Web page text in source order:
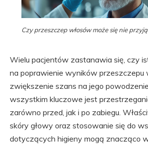
Czy przeszczep włosów może się nie
Wielu pacjentów zastanawia się, czy
na poprawienie wyników przeszczepu
zwiększenie szans na jego
wszystkim kluczowe jest
zarówno przed, jak i po zabiegu.
skóry głowy oraz stosowanie się do
dotyczących higieny mogą znacząco